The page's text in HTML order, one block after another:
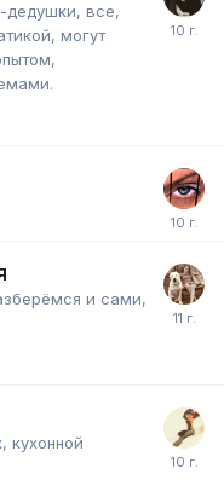
все,
могут
и сами,
кухонной